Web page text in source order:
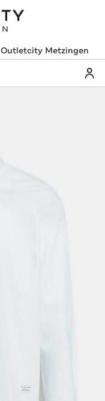
Outletcity Metzingen